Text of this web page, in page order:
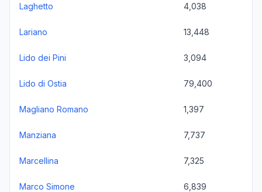
Laghetto 4,038
Lariano 13,448
Lido dei Pini 3,094
Lido di Ostia 79,400
Magliano Romano 1,397
Manziana 7,737
Marcellina 7,325
Marco Simone 6,839